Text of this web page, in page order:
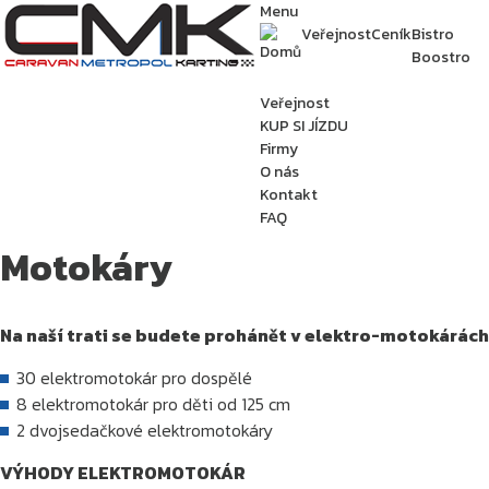
Menu
VeřejnostCeníkBistro
Boostro
Veřejnost
KUP SI JÍZDU
Firmy
O nás
Kontakt
FAQ
Motokáry
Na naší trati se budete prohánět v elektro-motokárách
30 elektromotokár pro dospělé
8 elektromotokár pro děti od 125 cm
2 dvojsedačkové elektromotokáry
VÝHODY ELEKTROMOTOKÁR